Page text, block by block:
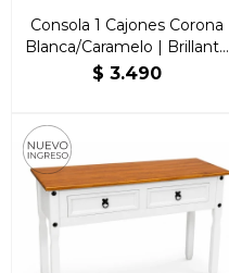
Consola 1 Cajones Corona
Blanca/Caramelo | Brillante
Hogar
$ 3.490